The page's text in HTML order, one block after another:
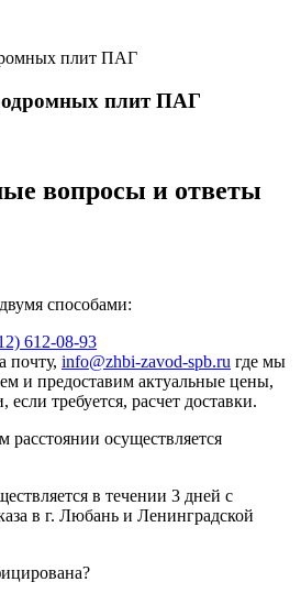
плит ПАГ
вопросы и ответы
способами:
612-08-93
почту, info@zhbi-zavod-spb.ru где мы
и предоставим актуальные цены,
требуется, расчет доставки.
расстоянии осуществляется
в течении 3 дней с
в г. Любань и Ленинградской